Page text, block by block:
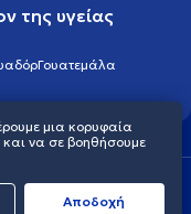
της υγείας
Γουατεμάλα
προσωπικού απορρήτου
μια κορυφαία
να σε βοηθήσουμε
Aποδοχή